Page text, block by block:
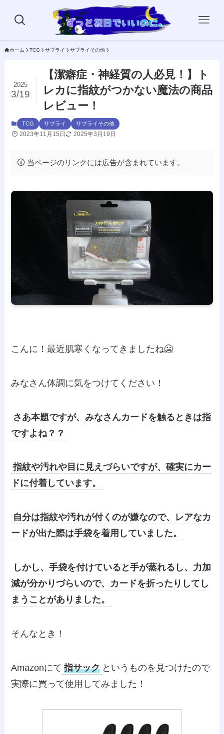
ホーム TCG サプライ サプライその他
【潔癖症・神経質の人必見！】ト
レカに指紋がつかない魔法の商品
レビュー！
2025
3/19
TCG サプライ サプライその他
2023年11月15日 2025年3月19日
当ページのリンクには広告が含まれています。
こんに！最近肌寒くなってきましたね🥶
みなさん体調に気をつけてください！
さあ本題ですが、みなさんカードを触るときは指
ですよね？？
指紋や汚れや目に見えづらいですが、確実にカー
ドに付着しています。
自分は指紋や汚れが付くのが嫌なので、レアなカ
ードが出た際は手袋を着用していました。
しかし、手袋を付けていると手が蒸れるし、力加
減が分かりづらいので、カードを折ったりしてし
まうことがありました。
そんなとき！
Amazonにて 指サック というものを見つけたので
実際に買って使用してみました！